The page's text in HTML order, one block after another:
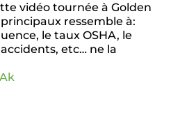
vidéo tournée à Golden
ressemble à:
le taux OSHA, le
etc… ne la